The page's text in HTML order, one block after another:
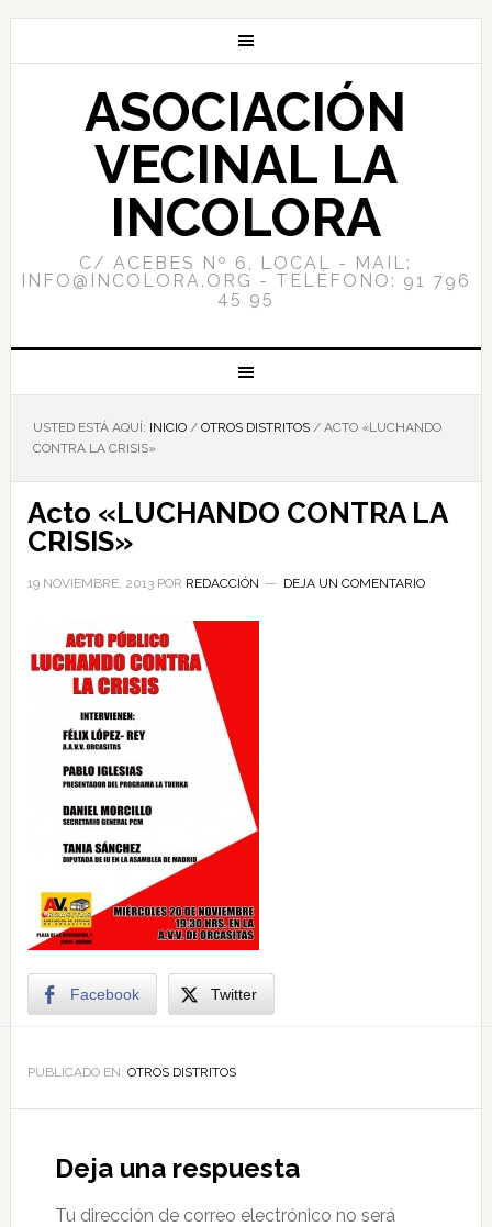
ASOCIACIÓN
VECINAL LA
INCOLORA
C/ ACEBES Nº 6, LOCAL - MAIL:
INFO@INCOLORA.ORG - TELÉFONO: 91 796
45 95
USTED ESTÁ AQUÍ: INICIO / OTROS DISTRITOS /ACTO «LUCHANDO
CONTRA LA CRISIS»
Acto «LUCHANDO CONTRA LA
CRISIS»
19 NOVIEMBRE, 2013POR REDACCIÓN DEJA UN COMENTARIO
Facebook Twitter
PUBLICADO EN: OTROS DISTRITOS
Deja una respuesta
Tu dirección de correo electrónico no será